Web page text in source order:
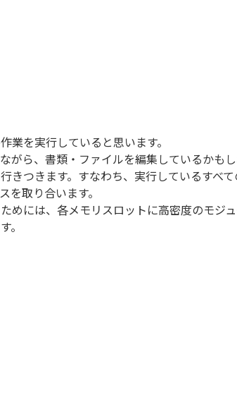
業を実行していると思います。
がら、書類・ファイルを編集しているかもし
きつきます。すなわち、実行しているすべ
を取り合います。
めには、各メモリスロットに高密度のモジ
。